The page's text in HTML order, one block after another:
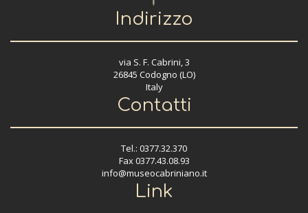
Indirizzo
via S. F. Cabrini, 3
26845 Codogno (LO)
Italy
Contatti
Tel.: 0377.32.370
Fax 0377.43.08.93
info@museocabriniano.it
Link